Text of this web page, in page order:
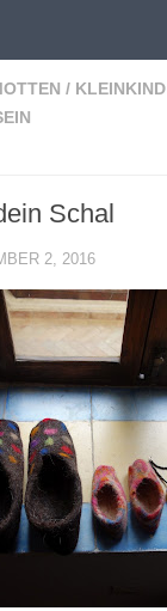
/ KLEINKIND
Schal
2, 2016